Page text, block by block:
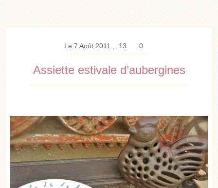
Le 7 Août 2011 13 0
Assiette estivale d’aubergines